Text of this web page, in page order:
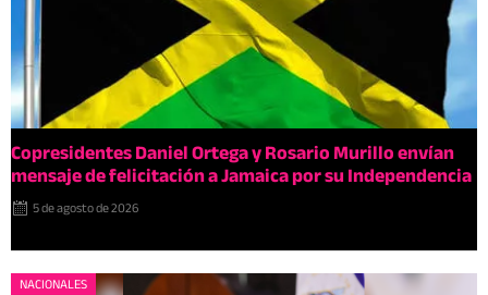
Copresidentes Daniel Ortega y Rosario Murillo envían
mensaje de felicitación a Jamaica por su Independencia
5 de agosto de 2026
NACIONALES